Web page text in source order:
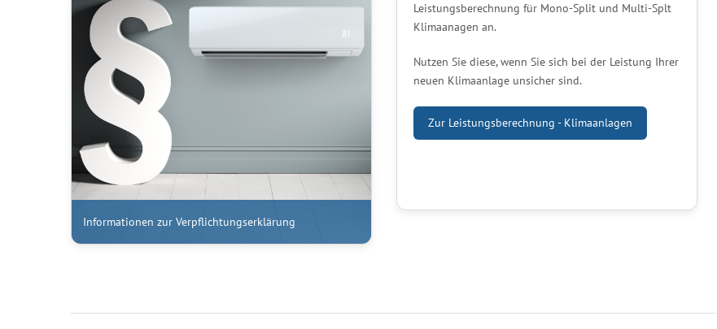
Informationen zur Verpflichtungserklärung
Leistungsberechnung für Mono-Split und Multi-Splt
Klimaanagen an.
Nutzen Sie diese, wenn Sie sich bei der Leistung Ihrer
neuen Klimaanlage unsicher sind.
Zur Leistungsberechnung - Klimaanlagen